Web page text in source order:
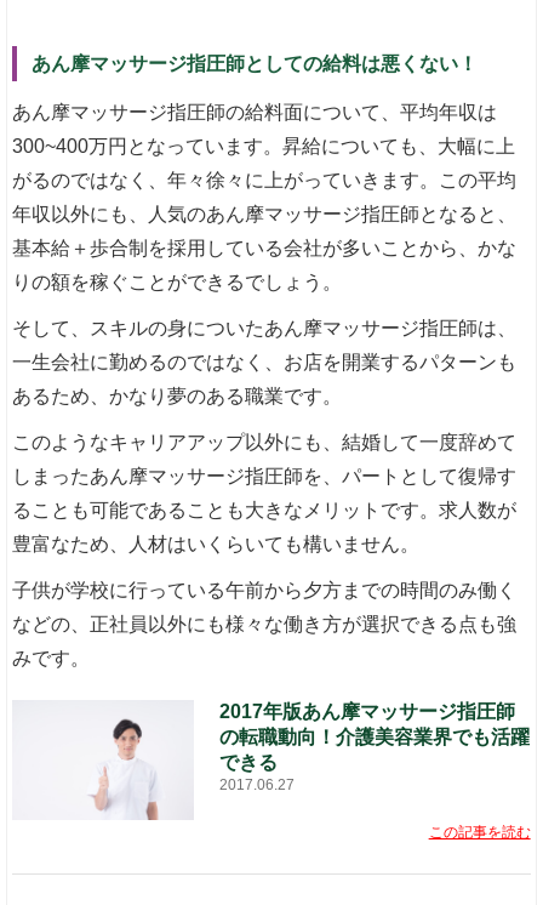
あん摩マッサージ指圧師としての給料は悪くない！
あん摩マッサージ指圧師の給料面について、平均年収は
300~400万円となっています。昇給についても、大幅に上
がるのではなく、年々徐々に上がっていきます。この平均
年収以外にも、人気のあん摩マッサージ指圧師となると、
基本給＋歩合制を採用している会社が多いことから、かな
りの額を稼ぐことができるでしょう。
そして、スキルの身についたあん摩マッサージ指圧師は、
一生会社に勤めるのではなく、お店を開業するパターンも
あるため、かなり夢のある職業です。
このようなキャリアアップ以外にも、結婚して一度辞めて
しまったあん摩マッサージ指圧師を、パートとして復帰す
ることも可能であることも大きなメリットです。求人数が
豊富なため、人材はいくらいても構いません。
子供が学校に行っている午前から夕方までの時間のみ働く
などの、正社員以外にも様々な働き方が選択できる点も強
みです。
2017年版あん摩マッサージ指圧師
の転職動向！介護美容業界でも活躍
できる
2017.06.27
この記事を読む